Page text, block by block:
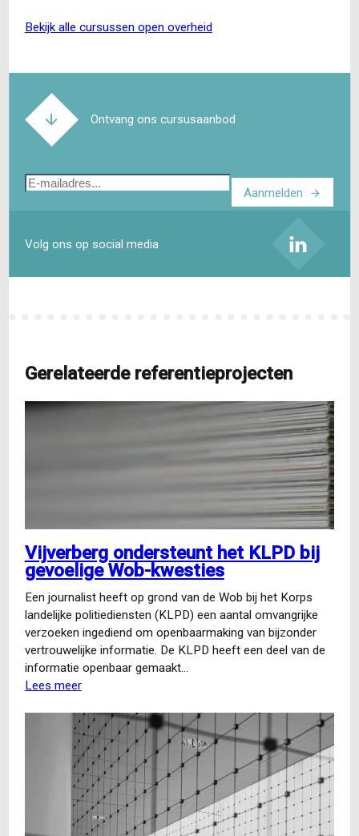
bekijk alle cursussen open overheid
Ontvang ons cursusaanbod
E-
Aanmelden
Volg ons op social media
Gerelateerde referentieprojecten
Vijverberg ondersteunt het KLPD bij
gevoelige Wob-kwesties
Een journalist heeft op grond van de Wob bij het Korps
landelijke politiediensten (KLPD) een aantal omvangrijke
verzoeken ingediend om openbaarmaking van bijzonder
vertrouwelijke informatie. De KLPD heeft een deel van de
informatie openbaar gemaakt…
Lees meerover
ondersteunt
het
KLPD
bij
gevoelige
Wob-
kwesties